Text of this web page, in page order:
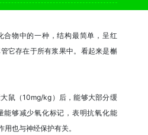
合物中的一种，结构最简单，呈红
它存在于所有浆果中。看起来是槲
鼠（10mg/kg）后，能够大部分缓
能够减少氧化标记，表明抗氧化能
也与神经保护有关。